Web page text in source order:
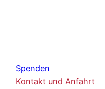
Spenden
Kontakt und Anfahrt